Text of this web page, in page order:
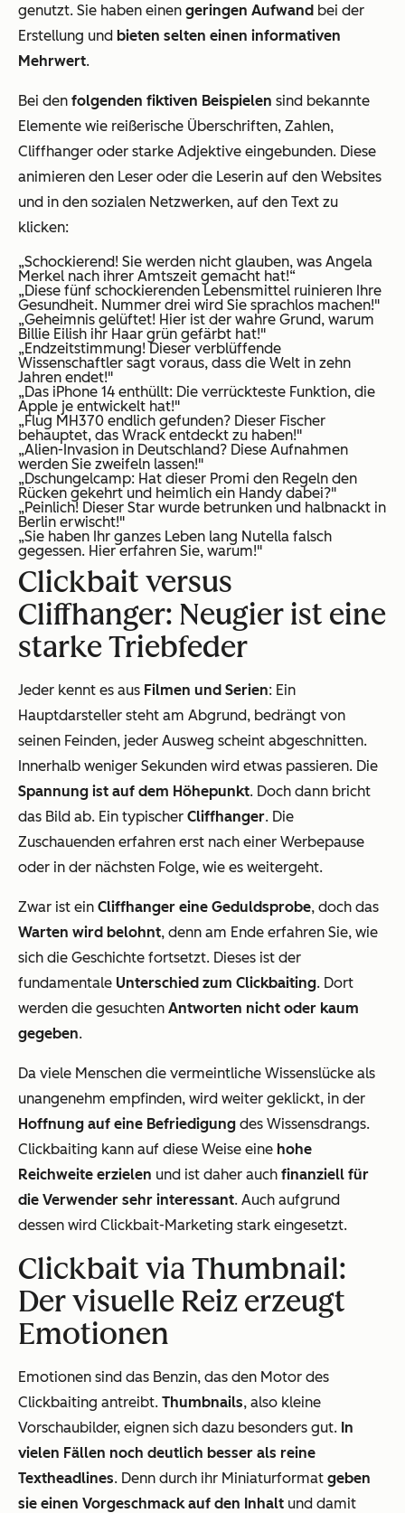
genutzt. Sie haben einen geringen Aufwand bei der
Erstellung und bieten selten einen informativen
Mehrwert.
Bei den folgenden fiktiven Beispielen sind bekannte
Elemente wie reißerische Überschriften, Zahlen,
Cliffhanger oder starke Adjektive eingebunden. Diese
animieren den Leser oder die Leserin auf den Websites
und in den sozialen Netzwerken, auf den Text zu
klicken:
„Schockierend! Sie werden nicht glauben, was Angela
Merkel nach ihrer Amtszeit gemacht hat!“
„Diese fünf schockierenden Lebensmittel ruinieren Ihre
Gesundheit. Nummer drei wird Sie sprachlos machen!"
„Geheimnis gelüftet! Hier ist der wahre Grund, warum
Billie Eilish ihr Haar grün gefärbt hat!"
„Endzeitstimmung! Dieser verblüffende
Wissenschaftler sagt voraus, dass die Welt in zehn
Jahren endet!"
„Das iPhone 14 enthüllt: Die verrückteste Funktion, die
Apple je entwickelt hat!"
„Flug MH370 endlich gefunden? Dieser Fischer
behauptet, das Wrack entdeckt zu haben!"
„Alien-Invasion in Deutschland? Diese Aufnahmen
werden Sie zweifeln lassen!"
„Dschungelcamp: Hat dieser Promi den Regeln den
Rücken gekehrt und heimlich ein Handy dabei?"
„Peinlich! Dieser Star wurde betrunken und halbnackt in
Berlin erwischt!"
„Sie haben Ihr ganzes Leben lang Nutella falsch
gegessen. Hier erfahren Sie, warum!"
Clickbait versus
Cliffhanger: Neugier ist eine
starke Triebfeder
Jeder kennt es aus Filmen und Serien: Ein
Hauptdarsteller steht am Abgrund, bedrängt von
seinen Feinden, jeder Ausweg scheint abgeschnitten.
Innerhalb weniger Sekunden wird etwas passieren. Die
Spannung ist auf dem Höhepunkt. Doch dann bricht
das Bild ab. Ein typischer Cliffhanger. Die
Zuschauenden erfahren erst nach einer Werbepause
oder in der nächsten Folge, wie es weitergeht.
Zwar ist ein Cliffhanger eine Geduldsprobe, doch das
Warten wird belohnt, denn am Ende erfahren Sie, wie
sich die Geschichte fortsetzt. Dieses ist der
fundamentale Unterschied zum Clickbaiting. Dort
werden die gesuchten Antworten nicht oder kaum
gegeben.
Da viele Menschen die vermeintliche Wissenslücke als
unangenehm empfinden, wird weiter geklickt, in der
Hoffnung auf eine Befriedigung des Wissensdrangs.
Clickbaiting kann auf diese Weise eine hohe
Reichweite erzielen und ist daher auch finanziell für
die Verwender sehr interessant. Auch aufgrund
dessen wird Clickbait-Marketing stark eingesetzt.
Clickbait via Thumbnail:
Der visuelle Reiz erzeugt
Emotionen
Emotionen sind das Benzin, das den Motor des
Clickbaiting antreibt. Thumbnails, also kleine
Vorschaubilder, eignen sich dazu besonders gut. In
vielen Fällen noch deutlich besser als reine
Textheadlines. Denn durch ihr Miniaturformat geben
sie einen Vorgeschmack auf den Inhalt und damit